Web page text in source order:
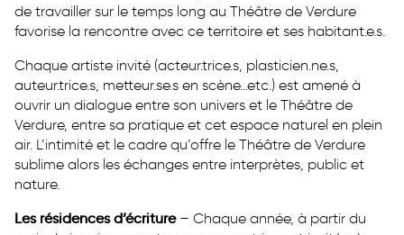
de travailler sur le temps long au Théâtre de Verdure
favorise la rencontre avec ce territoire et ses habitant.e.s.
Chaque artiste invité (acteur.trice.s, plasticien.ne.s,
auteur.trice.s, metteur.se.s en scène…etc.) est amené à
ouvrir un dialogue entre son univers et le Théâtre de
Verdure, entre sa pratique et cet espace naturel en plein
air. L’intimité et le cadre qu’offre le Théâtre de Verdure
sublime alors les échanges entre interprètes, public et
nature.
Les résidences d’écriture– Chaque année, à partir du